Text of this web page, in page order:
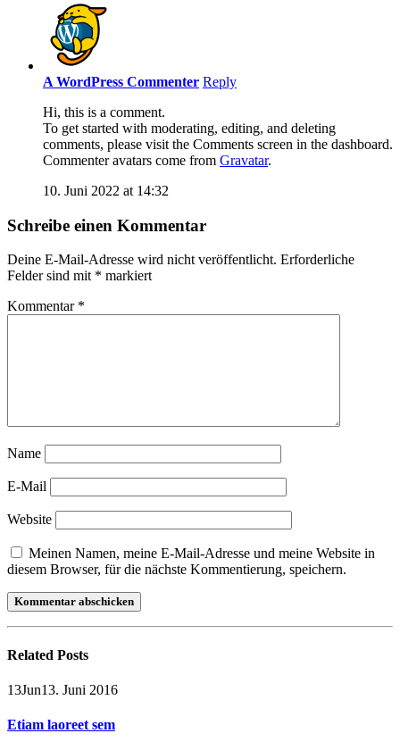
A WordPress Commenter Reply
Hi, this is a comment.
To get started with moderating, editing, and deleting
comments, please visit the Comments screen in the dashboard.
Commenter avatars come from Gravatar.
10. Juni 2022 at 14:32
Schreibe einen Kommentar
Deine E-Mail-Adresse wird nicht veröffentlicht. Erforderliche
Felder sind mit * markiert
Kommentar *
Name
E-Mail
Website
Meinen Namen, meine E-Mail-Adresse und meine Website in
diesem Browser, für die nächste Kommentierung, speichern.
Related Posts
13Jun13. Juni 2016
Etiam laoreet sem